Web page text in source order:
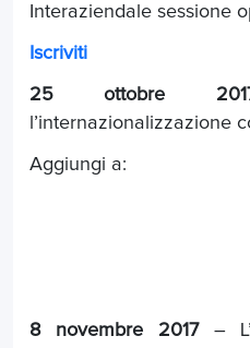
Interaziendale sessione
Iscriviti
25 ottobre
l’internazionalizzazione
Aggiungi a:
8 novembre 2017–